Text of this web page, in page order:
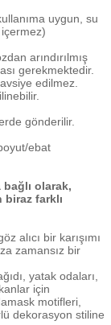
uygun, su
arındırılmış
gerekmektedir.
edilmez.
gönderilir.
ebat
bağlı olarak,
farklı
alıcı bir karışımı
zamansız bir
yatak odaları,
için
motifleri,
dekorasyon stiline